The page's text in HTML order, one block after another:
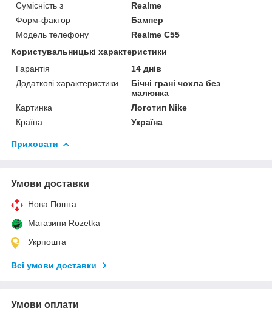
Сумісність з
Realme
Форм-фактор
Бампер
Модель телефону
Realme C55
Користувальницькі характеристики
Гарантія
14 днів
Додаткові характеристики
Бічні грані чохла без
малюнка
Картинка
Логотип Nike
Країна
Україна
Приховати
Умови доставки
Нова Пошта
Магазини Rozetka
Укрпошта
Всі умови доставки
Умови оплати